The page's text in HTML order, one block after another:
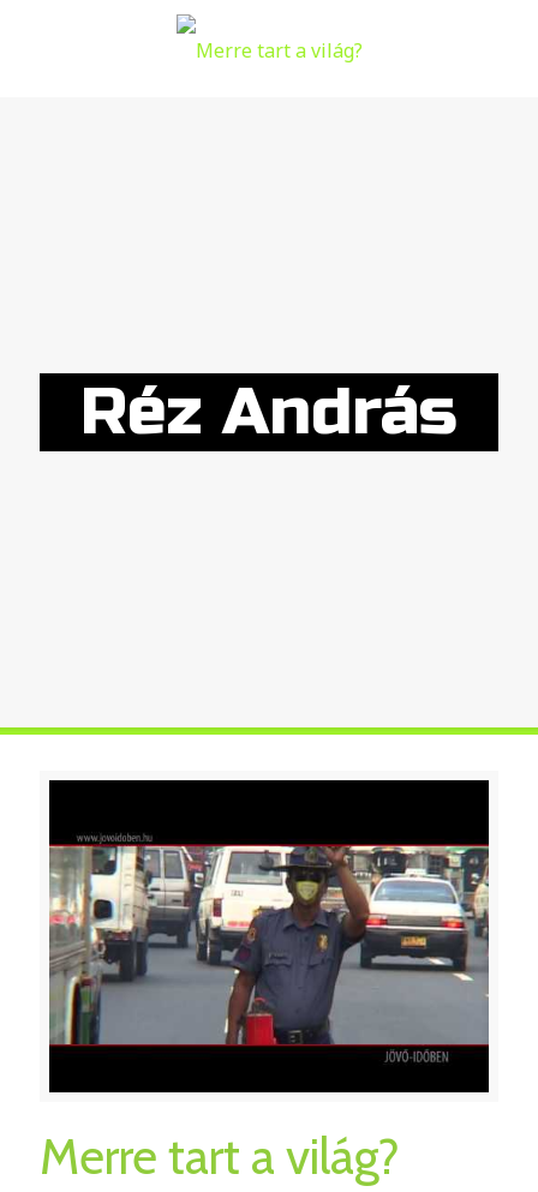
Réz András
Merre tart a világ?